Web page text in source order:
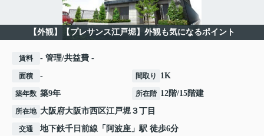
【外観】【プレサンス江戸堀】外観も気になるポイント
賃料 - 管理/共益費 -
面積 - 間取り 1K
築年数 築9年 所在階 12階/15階建
所在地 大阪府大阪市西区江戸堀 ３丁目
交通 地下鉄千日前線 「 阿波座 」駅 徒歩6分